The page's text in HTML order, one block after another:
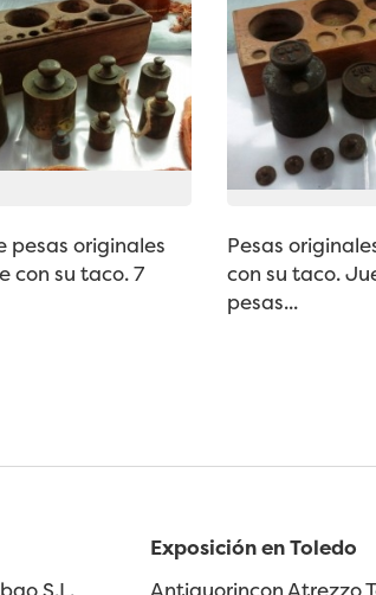
pesas originales
con su taco. 7
Pesas
con su taco.
pesas...
S.L.
Exposición en Toledo
Antiguorincon Atrezzo